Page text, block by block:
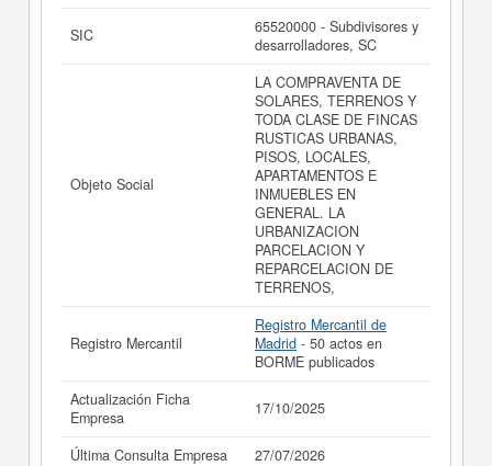
La última actualización del informe de empresa se ha
realizado el 17/10/2025.
SIC
65520000 - Subdivisores y
desarrolladores, SC
Objeto Social
LA COMPRAVENTA DE
SOLARES, TERRENOS Y
TODA CLASE DE FINCAS
RUSTICAS URBANAS,
PISOS, LOCALES,
APARTAMENTOS E
INMUEBLES EN
GENERAL. LA
URBANIZACION
PARCELACION Y
REPARCELACION DE
TERRENOS,
Registro Mercantil
Registro Mercantil de
Madrid - 50 actos en
BORME publicados
Actualización Ficha
Empresa
17/10/2025
Última Consulta Empresa
27/07/2026